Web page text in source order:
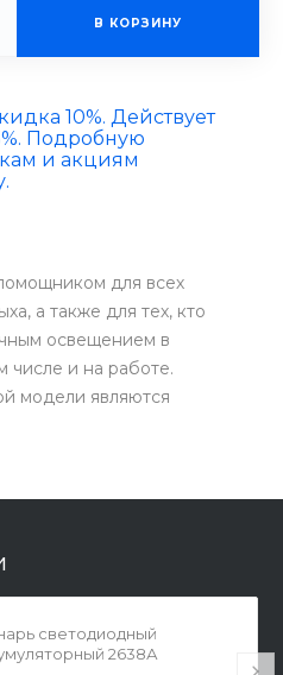
В КОРЗИНУ
10%. Действует
Подробную
и акциям
для всех
а также для тех, кто
освещением в
числе и на работе.
модели являются
светодиодный
2638А